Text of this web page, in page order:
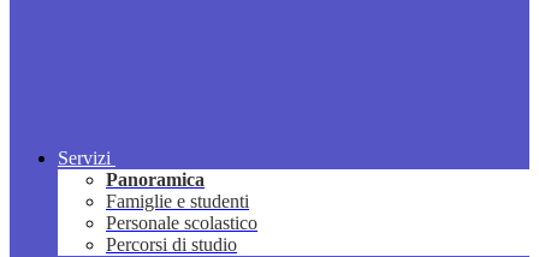
Servizi
Panoramica
Famiglie e studenti
Personale scolastico
Percorsi di studio